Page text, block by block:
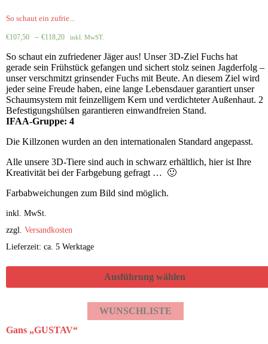
So schaut ein zufrie...
€107,50 –€118,20 inkl. MwST.
So schaut ein zufriedener Jäger aus! Unser 3D-Ziel Fuchs hat
gerade sein Frühstück gefangen und sichert stolz seinen Jagderfolg –
unser verschmitzt grinsender Fuchs mit Beute. An diesem Ziel wird
jeder seine Freude haben, eine lange Lebensdauer garantiert unser
Schaumsystem mit feinzelligem Kern und verdichteter Außenhaut. 2
Befestigungshülsen garantieren einwandfreien Stand.
IFAA-Gruppe: 4
Die Killzonen wurden an den internationalen Standard angepasst.
Alle unsere 3D-Tiere sind auch in schwarz erhältlich, hier ist Ihre
Kreativität bei der Farbgebung gefragt … 🙂
Farbabweichungen zum Bild sind möglich.
inkl. MwSt.
zzgl.Versandkosten
Lieferzeit: ca. 5 Werktage
Ausführung wählen
WUNSCHLISTE
Gans „GUSTAV“